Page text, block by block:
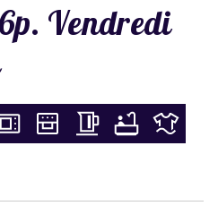
Vendredi